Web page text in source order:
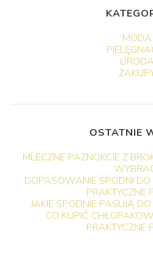
MODA
URODA
OSTATNIE
MLECZNE PAZNOKCIE Z
DOPASOWANIE SPODNI DO
PRAKTYCZNE
JAKIE SPODNIE PASUJĄ
CO KUPIĆ
PRAKTYCZNE